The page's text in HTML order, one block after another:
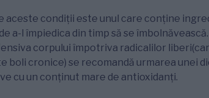
aceste condiții este unul care conține
a-l împiedica din timp să se
corpului împotriva radicalilor
boli cronice) se recomandă urmarea unei
cu un conținut mare de antioxidanți.